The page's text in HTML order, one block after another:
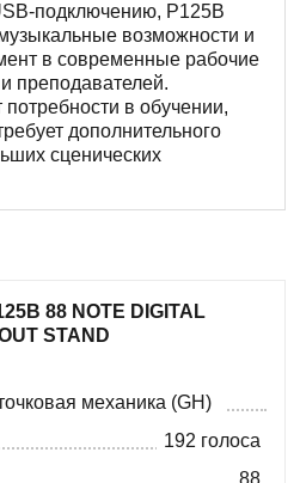
подключению, P125B
возможности и
в современные рабочие
преподавателей.
в обучении,
дополнительного
сценических
88 NOTE DIGITAL
STAND
механика (GH)
192 голоса